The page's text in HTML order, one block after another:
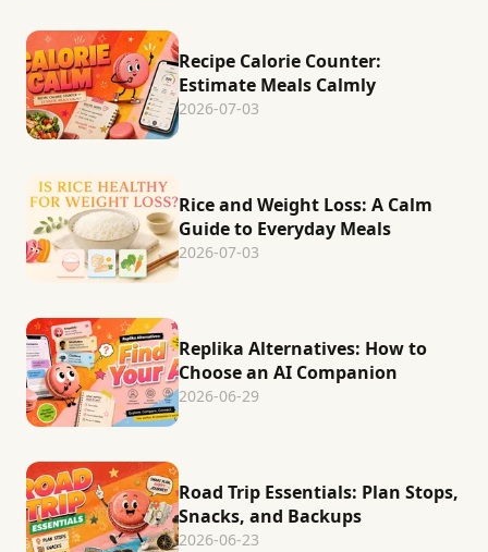
Recipe Calorie Counter:
Estimate Meals Calmly
2026-07-03
Rice and Weight Loss: A Calm
Guide to Everyday Meals
2026-07-03
Replika Alternatives: How to
Choose an AI Companion
2026-06-29
Road Trip Essentials: Plan Stops,
Snacks, and Backups
2026-06-23